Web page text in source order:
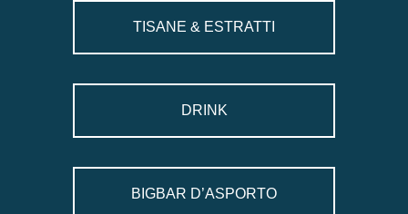
TISANE & ESTRATTI
DRINK
BIGBAR D’ASPORTO